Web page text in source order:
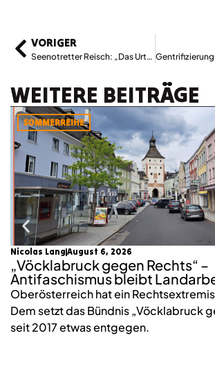
VORIGER
Seenotretter Reisch: „Das Urteil wird nicht das Ende meiner Tätigkeit sein“
WEITERE BEITRÄGE
SOMMERREIHE
Nicolas Lang August 6, 2026
„Vöcklabruck gegen Rechts“ –
Antifaschismus bleibt
Oberösterreich hat ein
Dem setzt das Bündnis „Vöcklabruck
seit 2017 etwas entgegen.